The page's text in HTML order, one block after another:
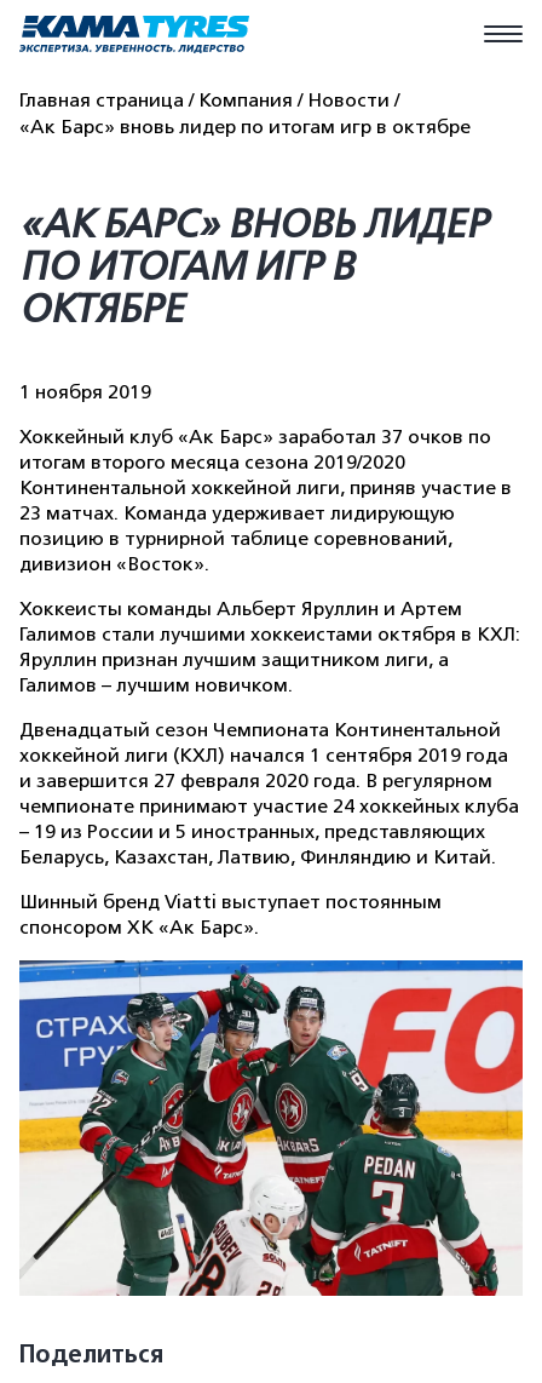
Главная страница Компания
Новости
«Ак Барс» вновь лидер по итогам игр в октябре
«АК БАРС» ВНОВЬ ЛИДЕР
ПО ИТОГАМ ИГР В
ОКТЯБРЕ
1 ноября 2019
Хоккейный клуб «Ак Барс» заработал 37 очков по
итогам второго месяца сезона 2019/2020
Континентальной хоккейной лиги, приняв участие в
23 матчах. Команда удерживает лидирующую
позицию в турнирной таблице соревнований,
дивизион «Восток».
Хоккеисты команды Альберт Яруллин и Артем
Галимов стали лучшими хоккеистами октября в КХЛ:
Яруллин признан лучшим защитником лиги, а
Галимов – лучшим новичком.
Двенадцатый сезон Чемпионата Континентальной
хоккейной лиги (КХЛ) начался 1 сентября 2019 года
и завершится 27 февраля 2020 года. В регулярном
чемпионате принимают участие 24 хоккейных клуба
– 19 из России и 5 иностранных, представляющих
Беларусь, Казахстан, Латвию, Финляндию и Китай.
Шинный бренд Viatti выступает постоянным
спонсором ХК «Ак Барс».
Поделиться